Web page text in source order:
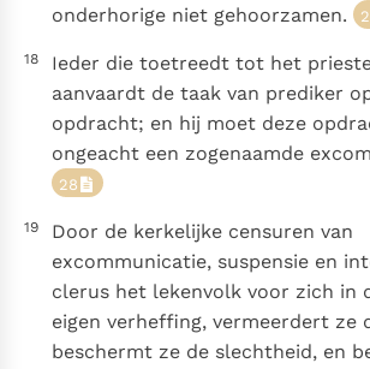
onderhorige niet gehoorzamen.
18
Ieder die toetreedt tot het
aanvaardt de taak van prediker
opdracht; en hij moet deze
ongeacht een zogenaamde
28
19
Door de kerkelijke censuren van
excommunicatie, suspensie en
clerus het lekenvolk voor zich in
eigen verheffing, vermeerdert ze
beschermt ze de slechtheid, en